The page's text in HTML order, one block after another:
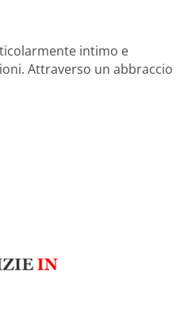
intimo e
Attraverso un abbraccio